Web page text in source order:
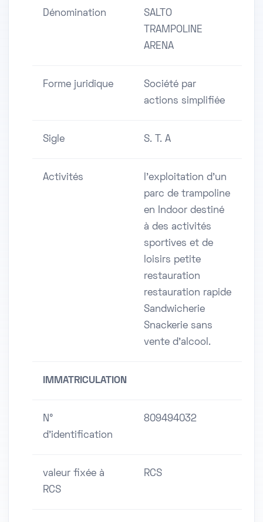
Dénomination
SALTO
TRAMPOLINE
ARENA
Forme juridique
Société par
actions simplifiée
Sigle S. T. A
Activités
l'exploitation d'un
parc de trampoline
en Indoor destiné
à des activités
sportives et de
loisirs petite
restauration
restauration rapide
Sandwicherie
Snackerie sans
vente d'alcool.
IMMATRICULATION
N°
d'identification
809494032
valeur fixée à
RCS
RCS